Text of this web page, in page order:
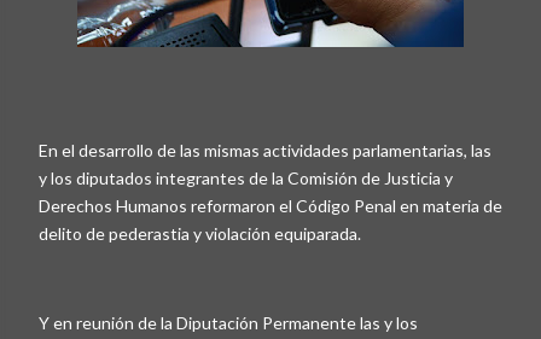
En el desarrollo de las mismas actividades parlamentarias, las
y los diputados integrantes de la Comisión de Justicia y
Derechos Humanos reformaron el Código Penal en materia de
delito de pederastia y violación equiparada.
Y en reunión de la Diputación Permanente las y los